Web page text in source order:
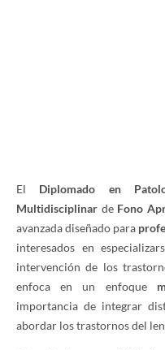
El Diplomado en
Multidisciplinar de Fono
avanzada diseñado para
interesados en
intervención de los
enfoca en un enfoque
importancia de integrar
abordar los trastornos del